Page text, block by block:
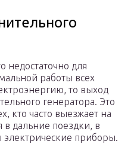
недостаточно для
работы всех
то выход
генератора. Это
кто часто выезжает на
в дальние поездки, в
приборы.